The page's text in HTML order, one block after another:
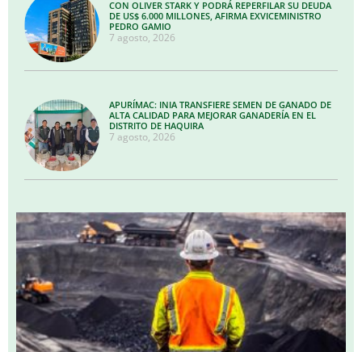
CON OLIVER STARK Y PODRÁ REPERFILAR SU DEUDA
DE US$ 6.000 MILLONES, AFIRMA EXVICEMINISTRO
PEDRO GAMIO
7 agosto, 2026
APURÍMAC: INIA TRANSFIERE SEMEN DE GANADO DE
ALTA CALIDAD PARA MEJORAR GANADERÍA EN EL
DISTRITO DE HAQUIRA
7 agosto, 2026